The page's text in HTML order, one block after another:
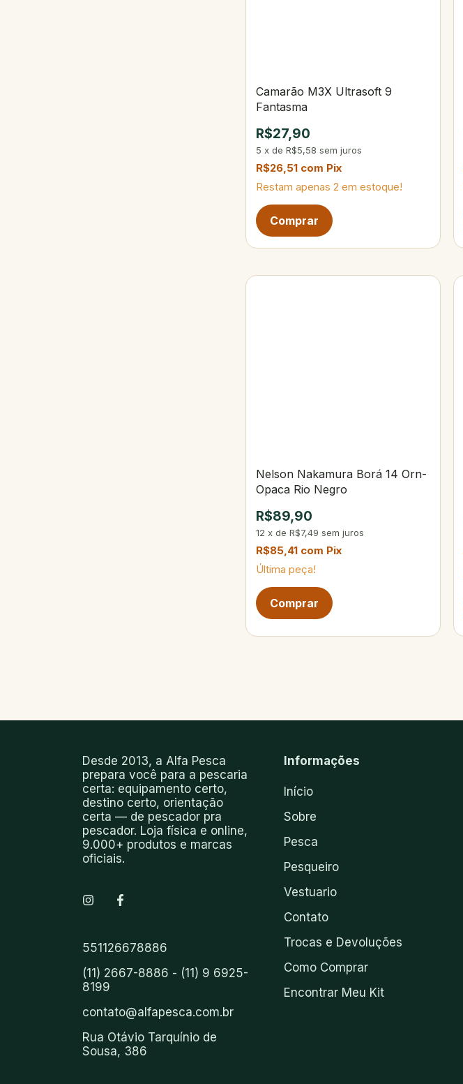
Camarão M3X Ultrasoft 9
Fantasma
R$27,90
5 xdeR$5,58 sem juros
R$26,51 com Pix
Restam apenas2 em estoque!
Nelson Nakamura Borá 14 Orn-
Opaca Rio Negro
R$89,90
12 xdeR$7,49 sem juros
R$85,41 com Pix
Última peça!
Desde 2013, a Alfa Pesca
prepara você para a pescaria
certa: equipamento certo,
destino certo, orientação
certa — de pescador pra
pescador. Loja física e online,
9.000+ produtos e marcas
oficiais.
551126678886
(11) 2667-8886 - (11) 9 6925-
8199
contato@alfapesca.com.br
Rua Otávio Tarquínio de
Sousa, 386
Informações
Início
Sobre
Pesca
Pesqueiro
Vestuario
Contato
Trocas e Devoluções
Como Comprar
Encontrar Meu Kit